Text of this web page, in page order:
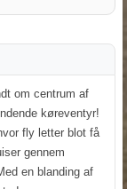
om centrum af
køreventyr!
fly letter blot få
gennem
en blanding af